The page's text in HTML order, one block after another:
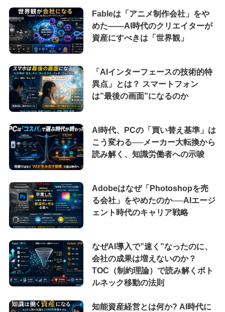
Fableは「アニメ制作会社」をや
めた――AI時代のクリエイターが
資産にすべきは「世界観」
「AIインターフェースの技術的特
異点」とは？ スマートフォン
は”最後の画面”になるのか
AI時代、PCの「買い替え基準」は
こう変わる──メーカー大転換から
読み解く、知識労働者への示唆
Adobeはなぜ「Photoshopを売
る会社」をやめたのか──AIエージ
ェント時代のキャリア戦略
なぜAI導入で”速く”なったのに、
会社の成果は増えないのか？
TOC（制約理論）で読み解くボト
ルネック移動の法則
知能資産経営とは何か? AI時代に